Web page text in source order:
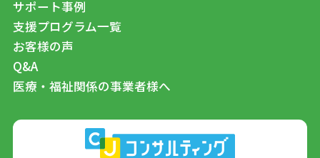
サポート事例
支援プログラム一覧
お客様の声
Q&A
医療・福祉関係の事業者様へ